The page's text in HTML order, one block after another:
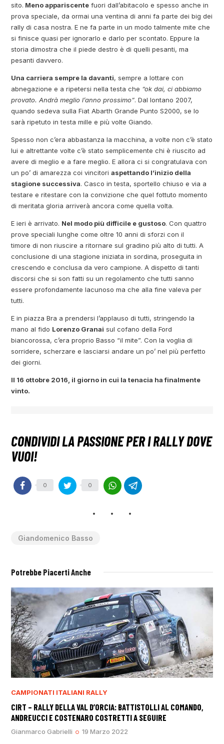
sito. Meno appariscente fuori dall’abitacolo e spesso anche in
prova speciale, da ormai una ventina di anni fa parte dei big dei
rally di casa nostra. E ne fa parte in un modo talmente mite che
si finisce quasi per ignorarlo e darlo per scontato. Eppure la
storia dimostra che il piede destro è di quelli pesanti, ma
pesanti davvero.
Una carriera sempre la davanti, sempre a lottare con
abnegazione e a ripetersi nella testa che “ok dai, ci abbiamo
provato. Andrà meglio l’anno prossimo”. Dal lontano 2007,
quando sedeva sulla Fiat Abarth Grande Punto S2000, se lo
sarà ripetuto in testa mille e più volte Giando.
Spesso non c’era abbastanza la macchina, a volte non c’è stato
lui e altrettante volte c’è stato semplicemente chi è riuscito ad
avere di meglio e a fare meglio. E allora ci si congratulava con
un po’ di amarezza coi vincitoriaspettando l’inizio della
stagione successiva. Casco in testa, sportello chiuso e via a
testare e ritestare con la convizione che quel fottuto momento
di meritata gloria arriverà ancora come quella volta.
E ieri è arrivato. Nel modo più difficile e gustoso. Con quattro
prove speciali lunghe come oltre 10 anni di sforzi con il
timore di non riuscire a ritornare sul gradino più alto di tutti. A
conclusione di una stagione iniziata in sordina, proseguita in
crescendo e conclusa da vero campione. A dispetto di tanti
discorsi che si son fatti su un regolamento che tutti sanno
essere profondamente lacunoso ma che alla fine valeva per
tutti.
E in piazza Bra a prendersi l’applauso di tutti, stringendo la
mano al fido Lorenzo Granai sul cofano della Ford
biancorossa, c’era proprio Basso “il mite”. Con la voglia di
sorridere, scherzare e lasciarsi andare un po’ nel più perfetto
dei giorni.
Il 16 ottobre 2016, il giorno in cui la tenacia ha finalmente
vinto.
0 0
Giandomenico Basso
Potrebbe Piacerti Anche
CAMPIONATI ITALIANI RALLY
CIRT – RALLY DELLA VAL D’ORCIA: BATTISTOLLI AL COMANDO,
ANDREUCCI E COSTENARO COSTRETTI A SEGUIRE
Gianmarco Gabrielli 19 Marzo 2022